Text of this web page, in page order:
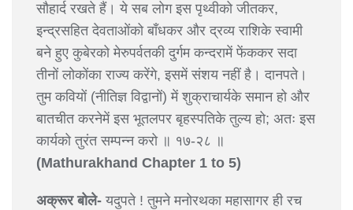
सौहार्द रखते हैं। ये सब लोग इस पृथ्वीको जीतकर,
इन्द्रसहित देवताओंको बाँधकर और द्रव्य राशिके स्वामी
बने हुए कुबेरको मेरुपर्वतकी दुर्गम कन्दरामें फेंककर सदा
तीनों लोकोंका राज्य करेंगे, इसमें संशय नहीं है। दानपते।
तुम कवियों (नीतिज्ञ विद्वानों) में शुक्राचार्यके समान हो और
बातचीत करनेमें इस भूतलपर बृहस्पतिके तुल्य हो; अतः इस
कार्यको तुरंत सम्पन्न करो ॥ १७-२८ ॥
(Mathurakhand Chapter 1 to 5)
अक्रूर बोले- यदुपते ! तुमने मनोरथका महासागर ही रच